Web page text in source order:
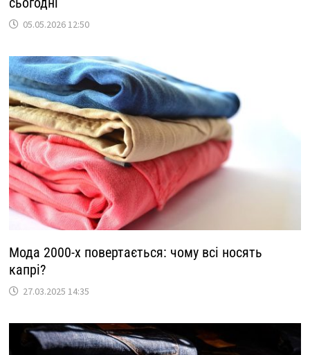
05.05.2026 12:50
Мода 2000-х повертається: чому всі носять
капрі?
27.03.2025 14:35